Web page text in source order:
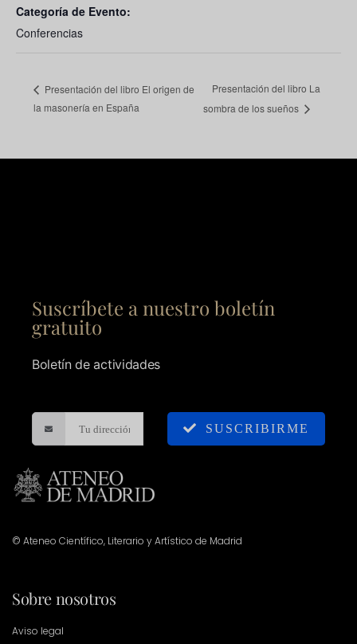
Categoría de Evento:
Conferencias
Presentación del libro El origen de
la masonería en España
Presentación del libro La
sombra de los sueños
Suscríbete a nuestro boletín
gratuito
Boletín de actividades
SUSCRIBIRME
© Ateneo Científico, Literario y Artístico de Madrid
Sobre nosotros
Aviso legal